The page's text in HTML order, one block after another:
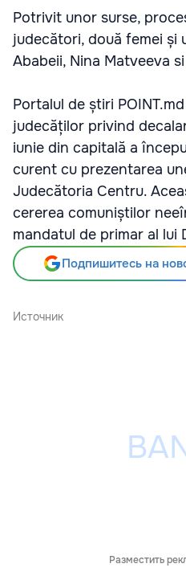
Potrivit unor surse,
judecători, două femei și
Ababeii, Nina Matveeva
Portalul de știri
judecăților privind
iunie din capitală a
curent cu prezentarea
Judecătoria Centru.
cererea comuniștilor
mandatul de primar al lui
Подпишитесь на
Источник
Разместить